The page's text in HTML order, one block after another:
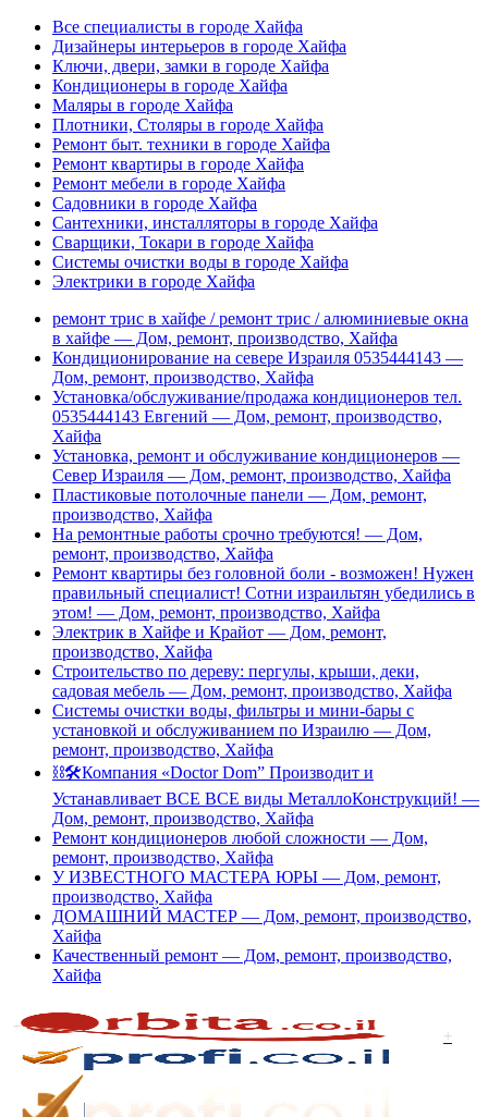
Все специалисты в городе Хайфа
Дизайнеры интерьеров в городе Хайфа
Ключи, двери, замки в городе Хайфа
Кондиционеры в городе Хайфа
Маляры в городе Хайфа
Плотники, Столяры в городе Хайфа
Ремонт быт. техники в городе Хайфа
Ремонт квартиры в городе Хайфа
Ремонт мебели в городе Хайфа
Садовники в городе Хайфа
Сантехники, инсталляторы в городе Хайфа
Сварщики, Токари в городе Хайфа
Системы очистки воды в городе Хайфа
Электрики в городе Хайфа
ремонт трис в хайфе / ремонт трис / алюминиевые окна
в хайфе — Дом, ремонт, производство, Хайфа
Кондиционирование на севере Израиля 0535444143 —
Дом, ремонт, производство, Хайфа
Установка/обслуживание/продажа кондиционеров тел.
0535444143 Евгений — Дом, ремонт, производство,
Хайфа
Установка, ремонт и обслуживание кондиционеров —
Север Израиля — Дом, ремонт, производство, Хайфа
Пластиковые потолочные панели — Дом, ремонт,
производство, Хайфа
На ремонтные работы срочно требуются! — Дом,
ремонт, производство, Хайфа
Ремонт квартиры без головной боли - возможен! Нужен
правильный специалист! Сотни израильтян убедились в
этом! — Дом, ремонт, производство, Хайфа
Электрик в Хайфе и Крайот — Дом, ремонт,
производство, Хайфа
Строительство по дереву: пергулы, крыши, деки,
садовая мебель — Дом, ремонт, производство, Хайфа
Системы очистки воды, фильтры и мини-бары с
установкой и обслуживанием по Израилю — Дом,
ремонт, производство, Хайфа
⛓🛠Компания «Doctor Dom” Производит и
Устанавливает ВСЕ ВСЕ виды МеталлоКонструкций! —
Дом, ремонт, производство, Хайфа
Ремонт кондиционеров любой сложности — Дом,
ремонт, производство, Хайфа
У ИЗВЕСТНОГО МАСТЕРА ЮРЫ — Дом, ремонт,
производство, Хайфа
ДОМАШНИЙ МАСТЕР — Дом, ремонт, производство,
Хайфа
Качественный ремонт — Дом, ремонт, производство,
Хайфа
+